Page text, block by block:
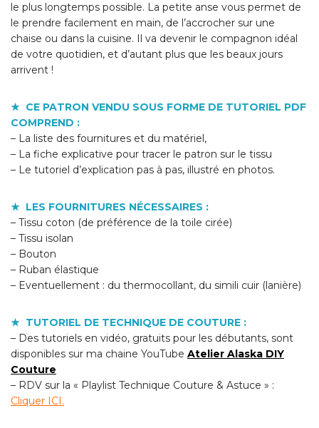
le plus longtemps possible. La petite anse vous permet de
le prendre facilement en main, de l’accrocher sur une
chaise ou dans la cuisine. Il va devenir le compagnon idéal
de votre quotidien, et d’autant plus que les beaux jours
arrivent !
★ CE PATRON VENDU SOUS FORME DE TUTORIEL PDF
COMPREND :
– La liste des fournitures et du matériel,
– La fiche explicative pour tracer le patron sur le tissu
– Le tutoriel d’explication pas à pas, illustré en photos.
★ LES FOURNITURES NÉCESSAIRES :
– Tissu coton (de préférence de la toile cirée)
– Tissu isolan
– Bouton
– Ruban élastique
– Eventuellement : du thermocollant, du simili cuir (lanière)
★ TUTORIEL DE TECHNIQUE DE COUTURE :
– Des tutoriels en vidéo, gratuits pour les débutants, sont
disponibles sur ma chaine YouTube Atelier Alaska DIY
Couture
– RDV sur la « Playlist Technique Couture & Astuce » :
Cliquer ICI.